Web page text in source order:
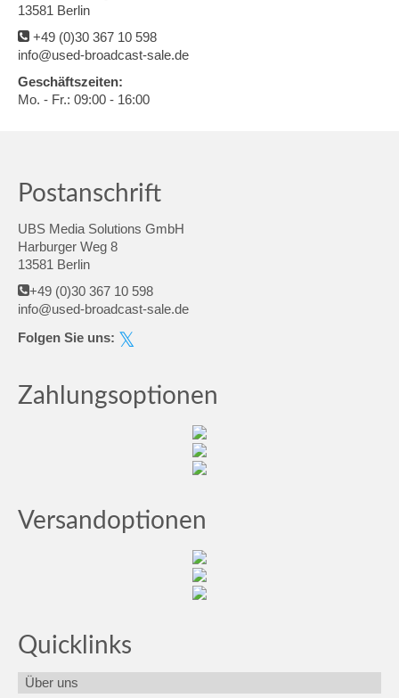
13581 Berlin
+49 (0)30 367 10 598
info@used-broadcast-sale.de
Geschäftszeiten:
Mo. - Fr.: 09:00 - 16:00
Postanschrift
UBS Media Solutions GmbH
Harburger Weg 8
13581 Berlin
+49 (0)30 367 10 598
info@used-broadcast-sale.de
Folgen Sie uns:
Zahlungsoptionen
Versandoptionen
Quicklinks
Über uns